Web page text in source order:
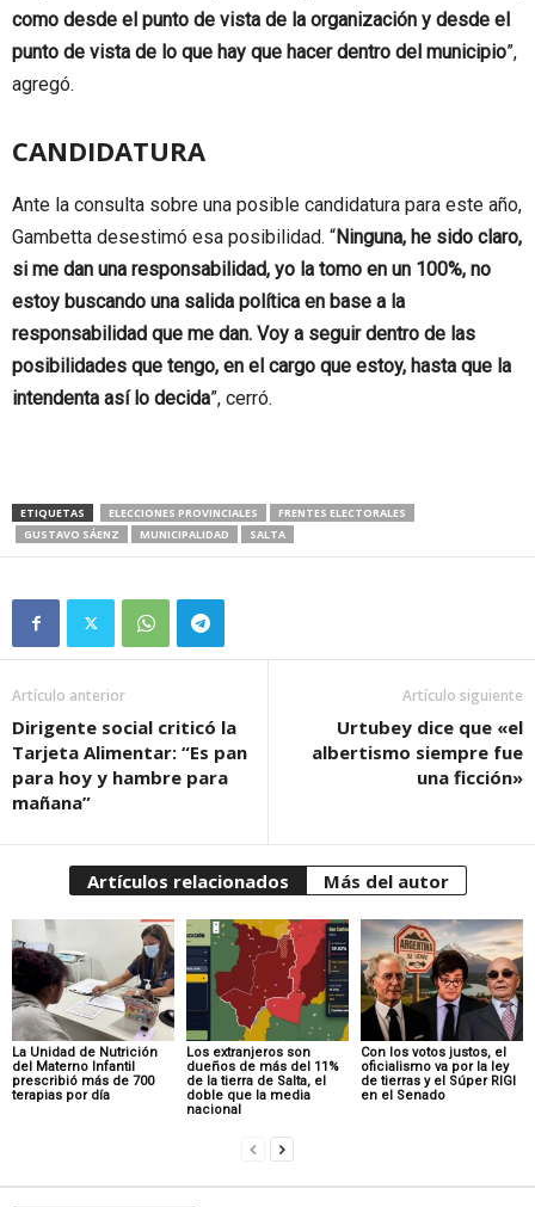
como desde el punto de vista de la organización y desde el
punto de vista de lo que hay que hacer dentro del municipio”,
agregó.
CANDIDATURA
Ante la consulta sobre una posible candidatura para este año,
Gambetta desestimó esa posibilidad. “Ninguna, he sido claro,
si me dan una responsabilidad, yo la tomo en un 100%, no
estoy buscando una salida política en base a la
responsabilidad que me dan. Voy a seguir dentro de las
posibilidades que tengo, en el cargo que estoy, hasta que la
intendenta así lo decida”, cerró.
ETIQUETAS ELECCIONES PROVINCIALES
FRENTES ELECTORALES
GUSTAVO SÁENZ
MUNICIPALIDAD SALTA
Artículo anterior
Dirigente social criticó la
Tarjeta Alimentar: “Es pan
para hoy y hambre para
mañana”
Artículo siguiente
Urtubey dice que «el
albertismo siempre fue
una ficción»
Artículos relacionados Más del autor
La Unidad de Nutrición
del Materno Infantil
prescribió más de 700
terapias por día
Los extranjeros son
dueños de más del 11%
de la tierra de Salta, el
doble que la media
nacional
Con los votos justos, el
oficialismo va por la ley
de tierras y el Súper RIGI
en el Senado